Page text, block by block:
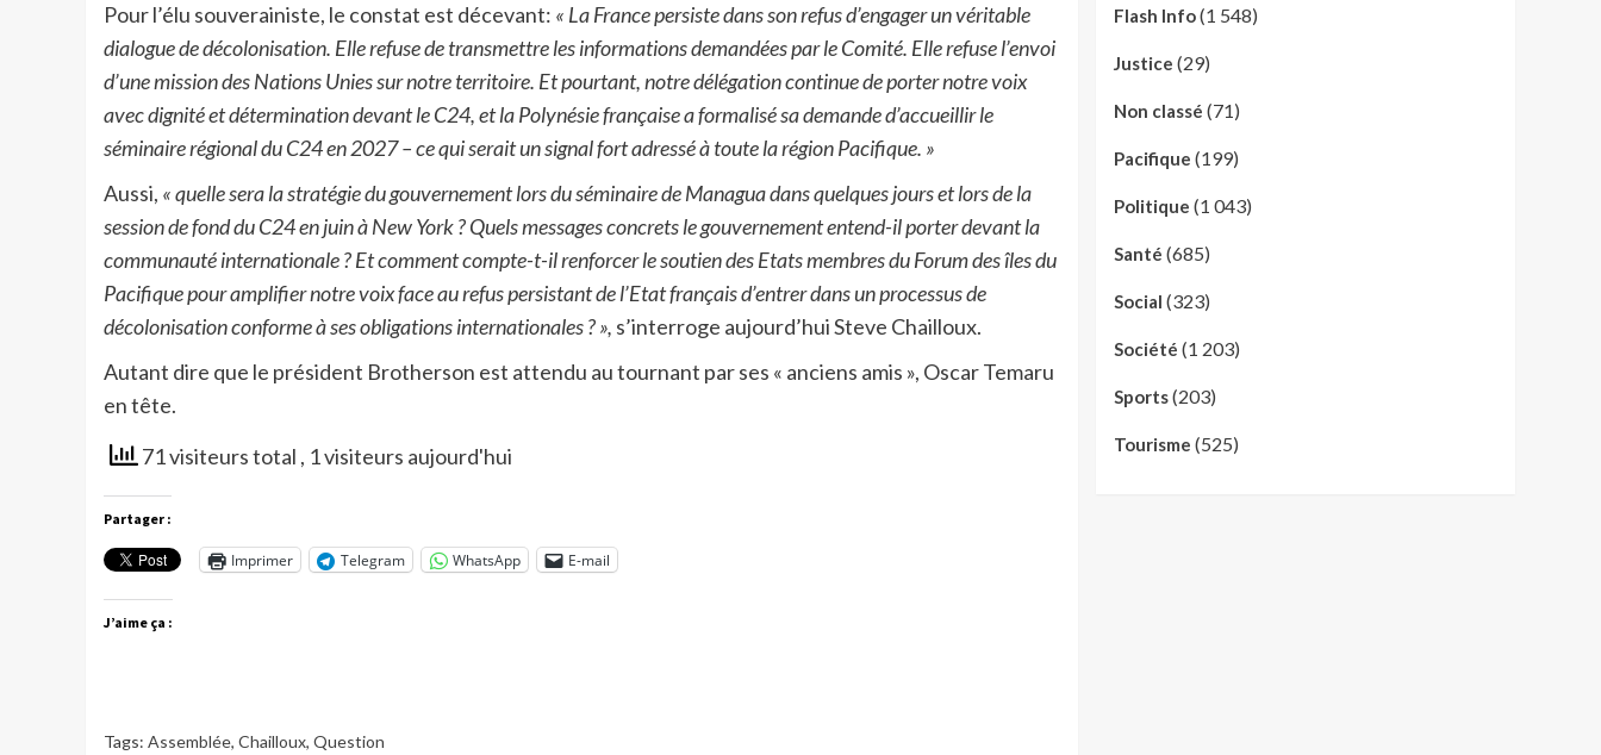
Pour l’élu souverainiste, le constat est décevant: « La France persiste dans son refus d’engager un véritable
dialogue de décolonisation. Elle refuse de transmettre les informations demandées par le Comité. Elle refuse l’envoi
d’une mission des Nations Unies sur notre territoire. Et pourtant, notre délégation continue de porter notre voix
avec dignité et détermination devant le C24, et la Polynésie française a formalisé sa demande d’accueillir le
séminaire régional du C24 en 2027 – ce qui serait un signal fort adressé à toute la région Pacifique. »
Aussi, « quelle sera la stratégie du gouvernement lors du séminaire de Managua dans quelques jours et lors de la
session de fond du C24 en juin à New York ? Quels messages concrets le gouvernement entend-il porter devant la
communauté internationale ? Et comment compte-t-il renforcer le soutien des Etats membres du Forum des îles du
Pacifique pour amplifier notre voix face au refus persistant de l’Etat français d’entrer dans un processus de
décolonisation conforme à ses obligations internationales ? », s’interroge aujourd’hui Steve Chailloux.
Autant dire que le président Brotherson est attendu au tournant par ses « anciens amis », Oscar Temaru
en tête.
71 visiteurs total , 1 visiteurs aujourd'hui
Partager :
Imprimer Telegram WhatsApp E-mail
J’aime ça :
Tags: Assemblée, Chailloux, Question
Flash Info(1 548)
Justice (29)
Non classé (71)
Pacifique (199)
Politique (1 043)
Santé (685)
Social (323)
Société (1 203)
Sports(203)
Tourisme (525)